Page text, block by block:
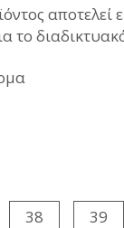
τιμή
είναι:
αποτελεί
το
38 39